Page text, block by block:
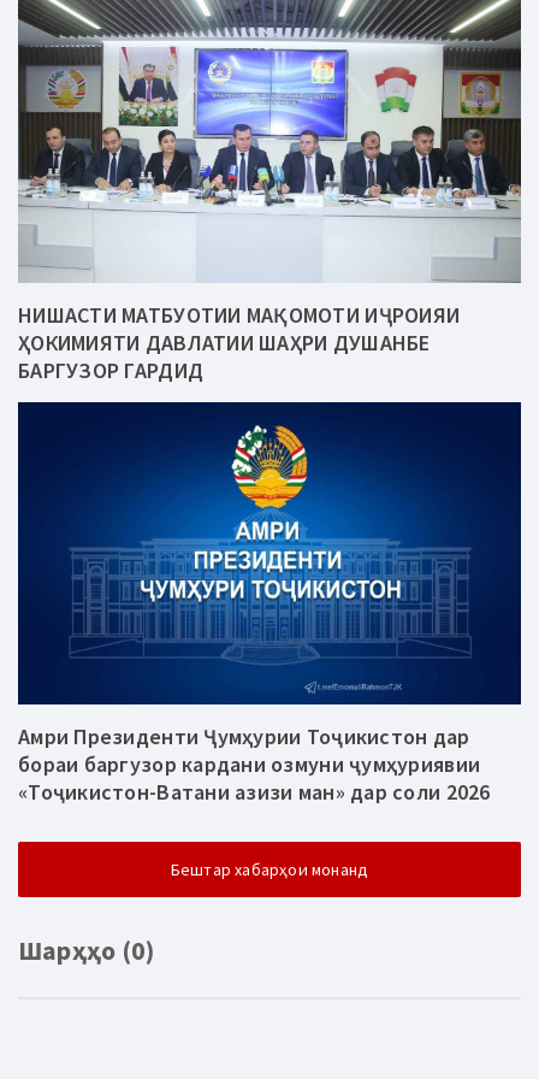
НИШАСТИ МАТБУОТИИ МАҚОМОТИ ИҶРОИЯИ
ҲОКИМИЯТИ ДАВЛАТИИ ШАҲРИ ДУШАНБЕ
БАРГУЗОР ГАРДИД
Амри Президенти Ҷумҳурии Тоҷикистон дар
бораи баргузор кардани озмуни ҷумҳуриявии
«Тоҷикистон-Ватани азизи ман» дар соли 2026
Бештар хабарҳои монанд
Шарҳҳо (0)